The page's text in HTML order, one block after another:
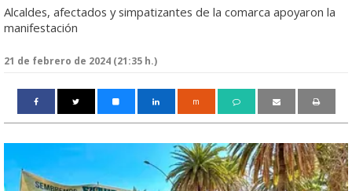
Alcaldes, afectados y simpatizantes de la comarca apoyaron la
manifestación
21 de febrero de 2024 (21:35 h.)
m